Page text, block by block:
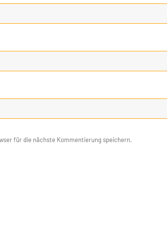
für die nächste Kommentierung speichern.